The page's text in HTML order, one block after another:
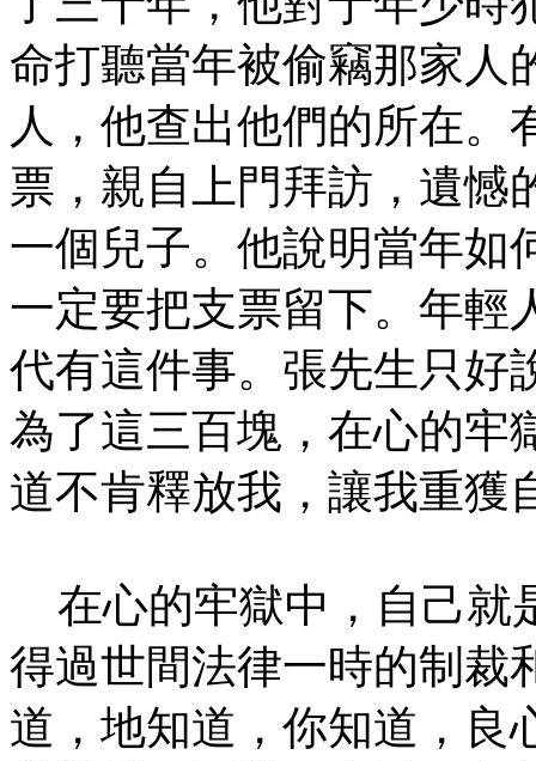
命打聽當年被偷竊那家人
人，他查出他們的所在。
票，親自上門拜訪，遺憾
一個兒子。他說明當年如
一定要把支票留下。年輕
代有這件事。張先生只好
為了這三百塊，在心的牢
道不肯釋放我，讓我重獲
在心的牢獄中，自己就
得過世間法律一時的制裁
道，地知道，你知道，良